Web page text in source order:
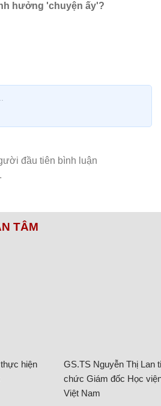
hưởng 'chuyện ấy'?
TÂM
hiện
GS.TS Nguyễn Thị Lan
chức Giám đốc Học
Việt Nam